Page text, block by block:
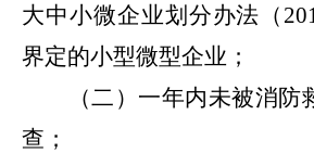
大中小微企业划分办法（
界定的小型微型企业；
（二）一年内未被消防
查；